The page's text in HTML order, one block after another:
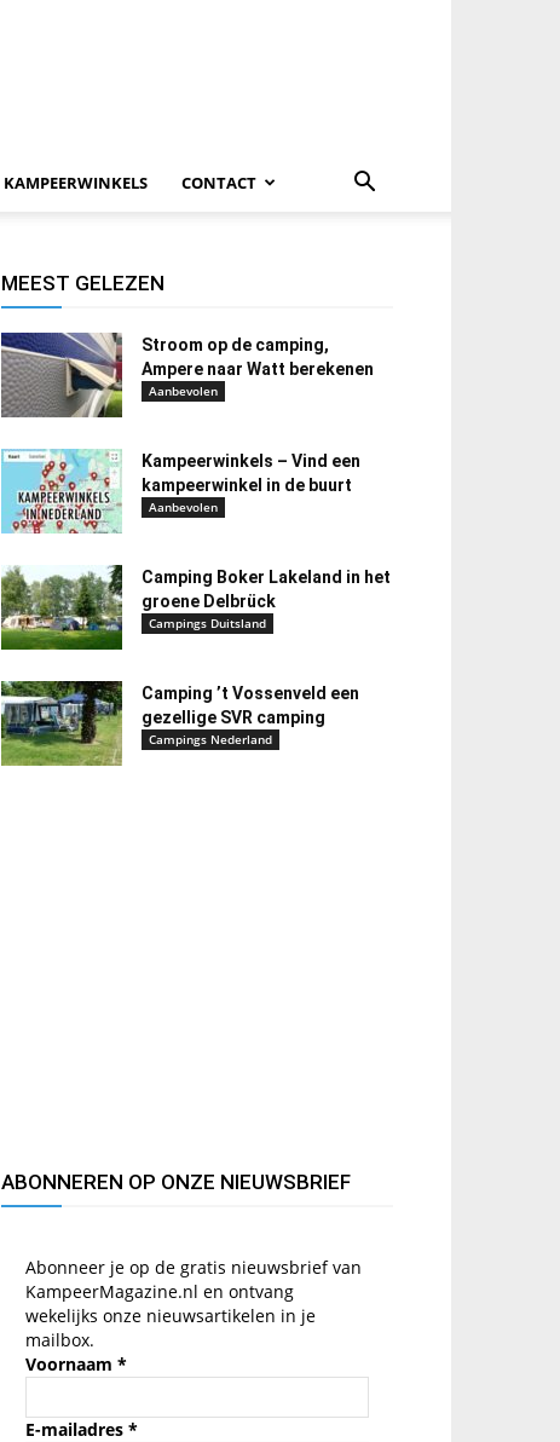
KAMPEERWINKELS CONTACT
MEEST GELEZEN
Stroom op de camping,
Ampere naar Watt berekenen
Aanbevolen
Kampeerwinkels – Vind een
kampeerwinkel in de buurt
Aanbevolen
Camping Boker Lakeland in het
groene Delbrück
Campings Duitsland
Camping ’t Vossenveld een
gezellige SVR camping
Campings Nederland
ABONNEREN OP ONZE NIEUWSBRIEF
Abonneer je op de gratis nieuwsbrief van
KampeerMagazine.nl en ontvang
wekelijks onze nieuwsartikelen in je
mailbox.
Voornaam *
E-mailadres *